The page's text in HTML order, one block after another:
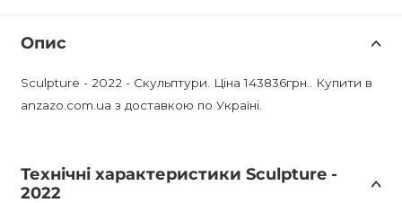
Опис
Sculpture - 2022 - Скульптури. Ціна 143836грн.. Купити в
anzazo.com.ua з доставкою по Україні.
Технічні характеристики Sculpture -
2022